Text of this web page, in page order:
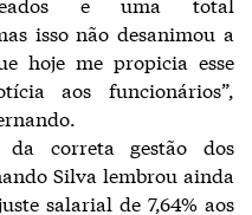
isso não desanimou a
hoje me propicia esse
aos funcionários”,
correta gestão dos
Silva lembrou ainda
salarial de 7,64% aos